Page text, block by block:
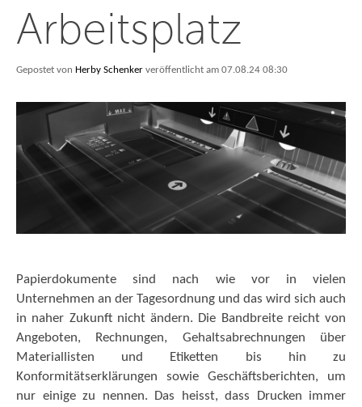
Arbeitsplatz
Gepostet von Herby Schenker veröffentlicht am 07.08.24 08:30
Papierdokumente sind nach wie vor in vielen
Unternehmen an der Tagesordnung und das wird sich auch
in naher Zukunft nicht ändern. Die Bandbreite reicht von
Angeboten, Rechnungen, Gehaltsabrechnungen über
Materiallisten und Etiketten bis hin zu
Konformitätserklärungen sowie Geschäftsberichten, um
nur einige zu nennen. Das heisst, dass Drucken immer